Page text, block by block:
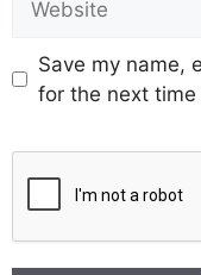
Save my name,
for the next time